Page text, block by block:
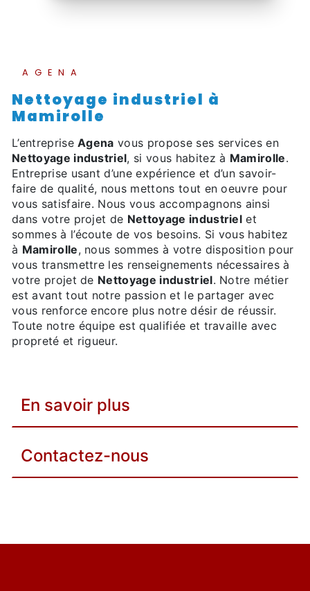
AGENA
Nettoyage industriel à
Mamirolle
L’entrepriseAgena vous propose ses services en
Nettoyage industriel, si vous habitez à Mamirolle.
Entreprise usant d’une expérience et d’un savoir-
faire de qualité, nous mettons tout en oeuvre pour
vous satisfaire. Nous vous accompagnons ainsi
dans votre projet de Nettoyage industriel et
sommes à l’écoute de vos besoins. Si vous habitez
à Mamirolle, nous sommes à votre disposition pour
vous transmettre les renseignements nécessaires à
votre projet de Nettoyage industriel. Notre métier
est avant tout notre passion et le partager avec
vous renforce encore plus notre désir de réussir.
Toute notre équipe est qualifiée et travaille avec
propreté et rigueur.
En savoir plus
Contactez-nous